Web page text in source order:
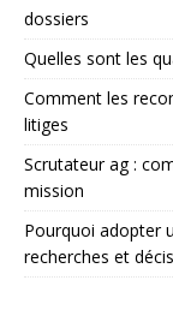
dossiers
Quelles sont les
Comment les
litiges
Scrutateur ag :
mission
Pourquoi adopter
recherches et